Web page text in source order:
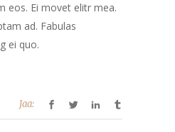
eos. Ei movet elitr mea.
ad. Fabulas
ei quo.
Jaa: